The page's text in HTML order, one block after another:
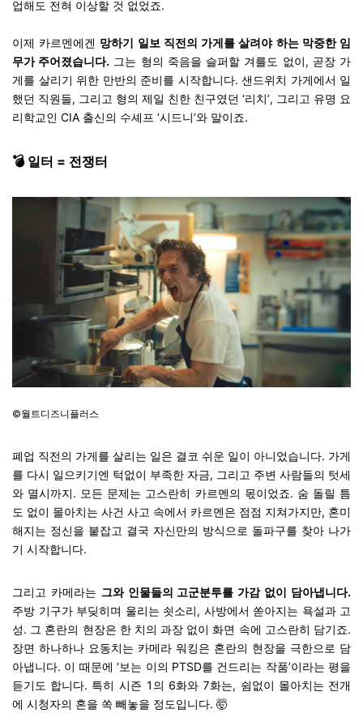
업해도 전혀 이상할 것 없었죠.
이제 카르멘에겐 망하기 일보 직전의 가게를 살려야 하는 막중한 임
무가 주어졌습니다. 그는 형의 죽음을 슬퍼할 겨를도 없이, 곧장 가
게를 살리기 위한 만반의 준비를 시작합니다. 샌드위치 가게에서 일
했던 직원들, 그리고 형의 제일 친한 친구였던 ‘리치’, 그리고 유명 요
리학교인 CIA 출신의 수셰프 ‘시드니’와 말이죠.
💣 일터 = 전쟁터
©월트디즈니플러스
폐업 직전의 가게를 살리는 일은 결코 쉬운 일이 아니었습니다. 가게
를 다시 일으키기엔 턱없이 부족한 자금, 그리고 주변 사람들의 텃세
와 멸시까지. 모든 문제는 고스란히 카르멘의 몫이었죠. 숨 돌릴 틈
도 없이 몰아치는 사건 사고 속에서 카르멘은 점점 지쳐가지만, 혼미
해지는 정신을 붙잡고 결국 자신만의 방식으로 돌파구를 찾아 나가
기 시작합니다.
그리고 카메라는 그와 인물들의 고군분투를 가감 없이 담아냅니다.
주방 기구가 부딪히며 울리는 쇳소리, 사방에서 쏟아지는 욕설과 고
성. 그 혼란의 현장은 한 치의 과장 없이 화면 속에 고스란히 담기죠.
장면 하나하나 요동치는 카메라 워킹은 혼란의 현장을 극한으로 담
아냅니다. 이 때문에 ‘보는 이의 PTSD를 건드리는 작품’이라는 평을
듣기도 합니다. 특히 시즌 1의 6화와 7화는, 쉼없이 몰아치는 전개
에 시청자의 혼을 쏙 빼놓을 정도입니다. 🤯